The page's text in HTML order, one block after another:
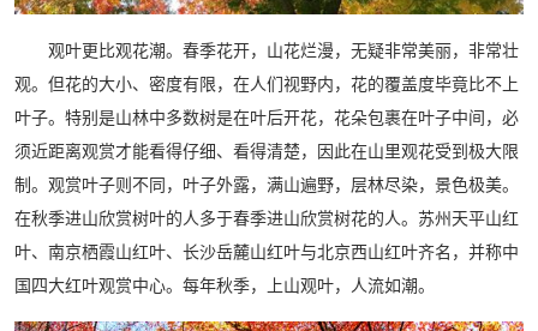
观叶更比观花潮。春季花开，山花烂漫，无疑非常美丽，非常壮
观。但花的大小、密度有限，在人们视野内，花的覆盖度毕竟比不上
叶子。特别是山林中多数树是在叶后开花，花朵包裹在叶子中间，必
须近距离观赏才能看得仔细、看得清楚，因此在山里观花受到极大限
制。观赏叶子则不同，叶子外露，满山遍野，层林尽染，景色极美。
在秋季进山欣赏树叶的人多于春季进山欣赏树花的人。苏州天平山红
叶、南京栖霞山红叶、长沙岳麓山红叶与北京西山红叶齐名，并称中
国四大红叶观赏中心。每年秋季，上山观叶，人流如潮。